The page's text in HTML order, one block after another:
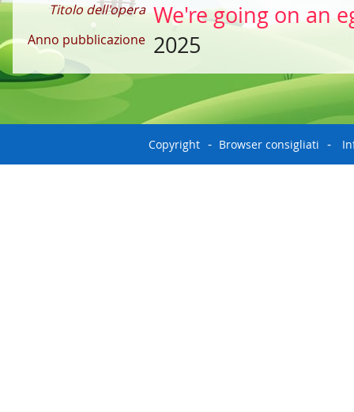
Titolo dell'opera We're going on an
Anno pubblicazione 2025
Copyright Browser consigliati